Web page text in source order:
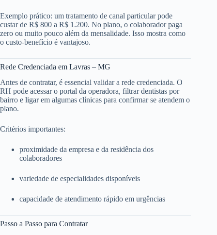
Exemplo prático: um tratamento de canal particular pode
custar de R$ 800 a R$ 1.200. No plano, o colaborador paga
zero ou muito pouco além da mensalidade. Isso mostra como
o custo-benefício é vantajoso.
Rede Credenciada em Lavras – MG
Antes de contratar, é essencial validar a rede credenciada. O
RH pode acessar o portal da operadora, filtrar dentistas por
bairro e ligar em algumas clínicas para confirmar se atendem o
plano.
Critérios importantes:
proximidade da empresa e da residência dos
colaboradores
variedade de especialidades disponíveis
capacidade de atendimento rápido em urgências
Passo a Passo para Contratar